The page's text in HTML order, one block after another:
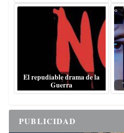
El repudiable drama de la
Guerra
PUBLICIDAD